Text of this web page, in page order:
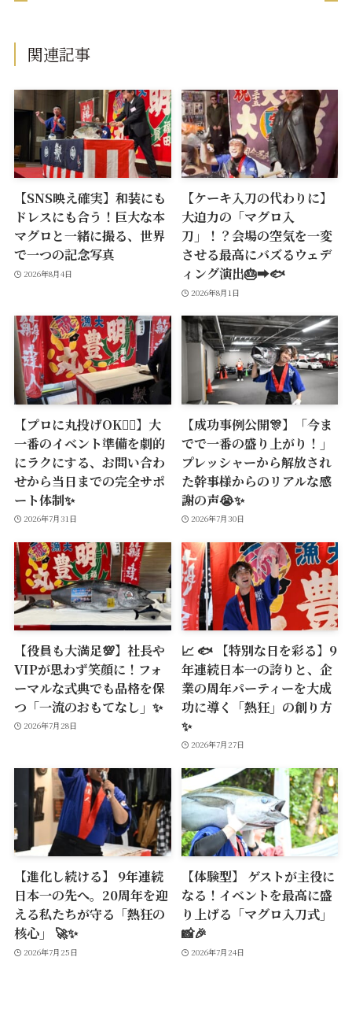
関連記事
【SNS映え確実】和装にも
ドレスにも合う！巨大な本
マグロと一緒に撮る、世界
で一つの記念写真
2026年8月4日
【ケーキ入刀の代わりに】
大迫力の「マグロ入
刀」！？会場の空気を一変
させる最高にバズるウェデ
ィング演出🎂➡️🐟
2026年8月1日
【プロに丸投げOK🙆‍♂️】大
一番のイベント準備を劇的
にラクにする、お問い合わ
せから当日までの完全サポ
ート体制✨
2026年7月31日
【成功事例公開🎊】「今ま
でで一番の盛り上がり！」
プレッシャーから解放され
た幹事様からのリアルな感
謝の声😭✨
2026年7月30日
【役員も大満足💯】社長や
VIPが思わず笑顔に！フォ
ーマルな式典でも品格を保
つ「一流のおもてなし」✨
2026年7月28日
📈 🐟 【特別な日を彩る】9
年連続日本一の誇りと、企
業の周年パーティーを大成
功に導く「熱狂」の創り方
✨
2026年7月27日
【進化し続ける】 9年連続
日本一の先へ。20周年を迎
える私たちが守る「熱狂の
核心」 🚀✨
2026年7月25日
【体験型】 ゲストが主役に
なる！イベントを最高に盛
り上げる「マグロ入刀式」
📸🎉
2026年7月24日